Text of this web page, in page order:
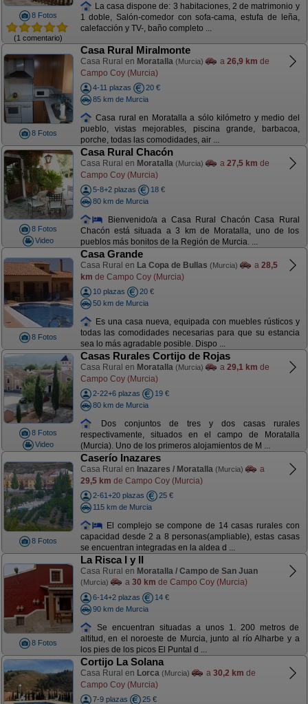
8 Fotos
(1 comentario)
La casa dispone de: 3 habitaciones, 2 de matrimonio y
1 doble, Salón-comedor con sofa-cama, estufa de leña,
calefacción y TV-, baño completo ...
8 Fotos
Casa Rural Miralmonte
Casa Rural en Moratalla (Murcia) a 26,9 km de
Campo Coy (Murcia)
4-11 plazas
20 €
85 km de Murcia
Casa rural en Moratalla a sólo kilómetro y medio del
pueblo, vistas mejorables, piscina grande, barbacoa,
porche, todas las comodidades, air ...
8 Fotos
Video
Casa Rural Chacón
Casa Rural en Moratalla (Murcia) a 27,5 km de
Campo Coy (Murcia)
5-8+2 plazas
18 €
80 km de Murcia
Bienvenido/a a Casa Rural Chacón Casa Rural
Chacón está situada a 3 km de Moratalla, uno de los
pueblos más bonitos de la Región de Murcia. ...
8 Fotos
Casa Grande
Casa Rural en La Copa de Bullas (Murcia) a 28,5
km de Campo Coy (Murcia)
10 plazas
20 €
50 km de Murcia
Es una casa nueva, equipada con muebles rústicos y
todas las comodidades necesarias para que su estancia
sea lo más agradable posible. Dispo ...
8 Fotos
Video
Casas Rurales Cortijo de Rojas
Casa Rural en Moratalla (Murcia) a 29,1 km de
Campo Coy (Murcia)
2-22+6 plazas
19 €
80 km de Murcia
Dos conjuntos de tres y dos casas rurales
respectivamente, situados en el campo de Moratalla
(Murcia). Uno de los primeros alojamientos de M ...
8 Fotos
Caserío Inazares
Casa Rural en Inazares / Moratalla (Murcia)
a
29,5 km de Campo Coy (Murcia)
2-61+20 plazas
25 €
115 km de Murcia
El complejo se compone de 14 casas rurales con
capacidad desde 2 a 8 personas(ampliable), estas casas
se encuentran integradas en la aldea d ...
8 Fotos
La Risca I y II
Casa Rural en Moratalla / Campo de San Juan
(Murcia) a 30 km de Campo Coy (Murcia)
6-14+2 plazas
14 €
90 km de Murcia
Se encuentran situadas a unos 1. 200 metros de
altitud, en el noroeste de Murcia, junto al río Alharbe y a
los pies de los picos El Puntal d ...
Cortijo La Solana
Casa Rural en Lorca (Murcia) a 30,2 km de
Campo Coy (Murcia)
7-9 plazas
25 €